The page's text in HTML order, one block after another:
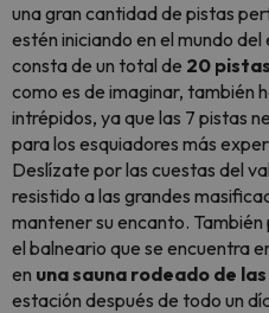
una gran cantidad de pistas
estén iniciando en el mundo del
consta de un total de 20
como es de imaginar, también
intrépidos, ya que las 7 pistas
para los esquiadores más
Deslízate por las cuestas del
resistido a las grandes
mantener su encanto.
el balneario que se encuentra
en una sauna rodeado de
estación después de todo un